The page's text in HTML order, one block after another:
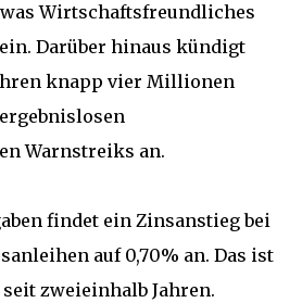
Wirtschaftsfreundliches
Darüber hinaus kündigt
knapp vier Millionen
Warnstreiks an.
findet ein Zinsanstieg bei
auf 0,70% an. Das ist
zweieinhalb Jahren.